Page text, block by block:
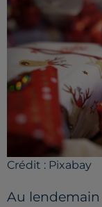
Crédit : Pixabay
Au